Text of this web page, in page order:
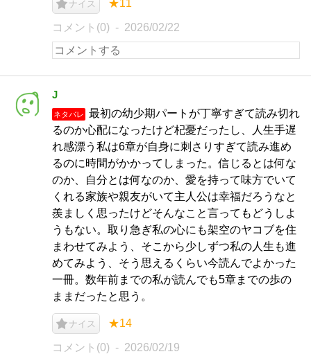
ナイス ★11
コメント(0) 2026/02/22
J
ネタバレ
最初の幼少期パートが丁寧すぎて読み切れ
るのか心配になったけど杞憂だったし、人生手遅
れ感漂う私は6章が自身に刺さりすぎて読み進め
るのに時間がかかってしまった。信じるとは何な
のか、自分とは何なのか、愛を持って味方でいて
くれる家族や親友がいて主人公は幸福だろうなと
羨ましく思ったけどそんなこと言ってもどうしよ
うもない。取り急ぎ私の心にも架空のヤコブを住
まわせてみよう、そこから少しずつ私の人生も進
めてみよう、そう思えるくらい今読んでよかった
一冊。数年前までの私が読んでも5章までの歩の
ままだったと思う。
ナイス ★14
コメント(0) 2026/02/19